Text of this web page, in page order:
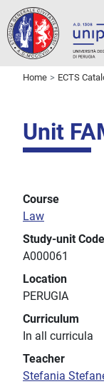
Home ECTS
Unit
Course
Law
Study-unit Code
A000061
Location
PERUGIA
Curriculum
In all curricula
Teacher
Stefania